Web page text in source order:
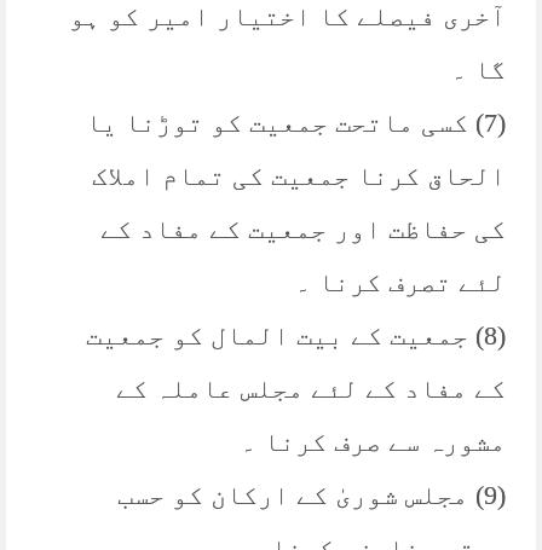
آخری فیصلے کا اختیار امیر کو ہو
گا ۔
(7) کسی ماتحت جمعیت کو توڑنا یا
الحاق کرنا جمعیت کی تمام املاک
کی حفاظت اور جمعیت کے مفاد کے
لئے تصرف کرنا ۔
(8) جمعیت کے بیت المال کو جمعیت
کے مفاد کے لئے مجلس عاملہ کے
مشورہ سے صرف کرنا ۔
(9) مجلس شوریٰ کے ارکان کو حسب